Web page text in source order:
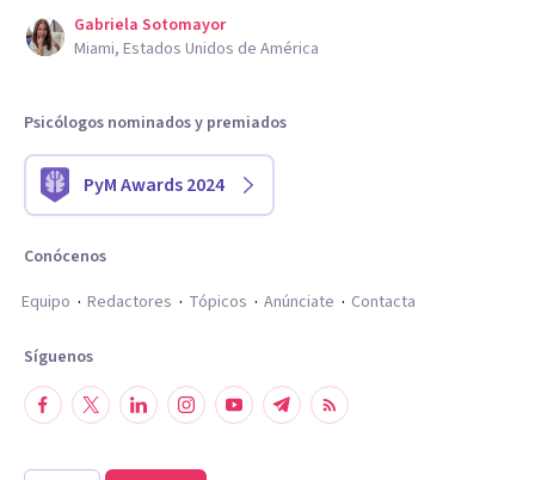
Gabriela Sotomayor
Miami, Estados Unidos de América
Psicólogos nominados y premiados
PyM Awards 2024
Conócenos
Equipo
Redactores Tópicos Anúnciate Contacta
Síguenos